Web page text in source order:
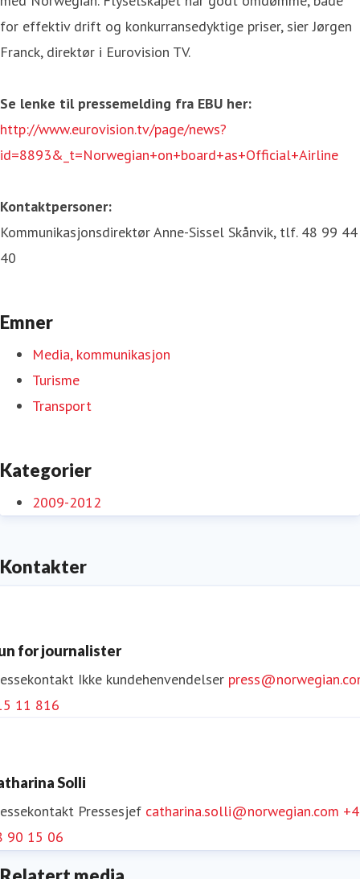
for effektiv drift og konkurransedyktige priser, sier Jørgen
Franck, direktør i Eurovision TV.
Se lenke til pressemelding fra EBU her:
http://www.eurovision.tv/page/news?
id=8893&_t=Norwegian+on+board+as+Official+Airline
Kontaktpersoner:
Kommunikasjonsdirektør Anne-Sissel Skånvik, tlf. 48 99 44
40
Emner
Media, kommunikasjon
Turisme
Transport
Kategorier
2009-2012
Kontakter
for journalister
Ikke kundehenvendelser
11 816
Solli
Pressesjef catharina.solli@norwegian.com
90 15 06